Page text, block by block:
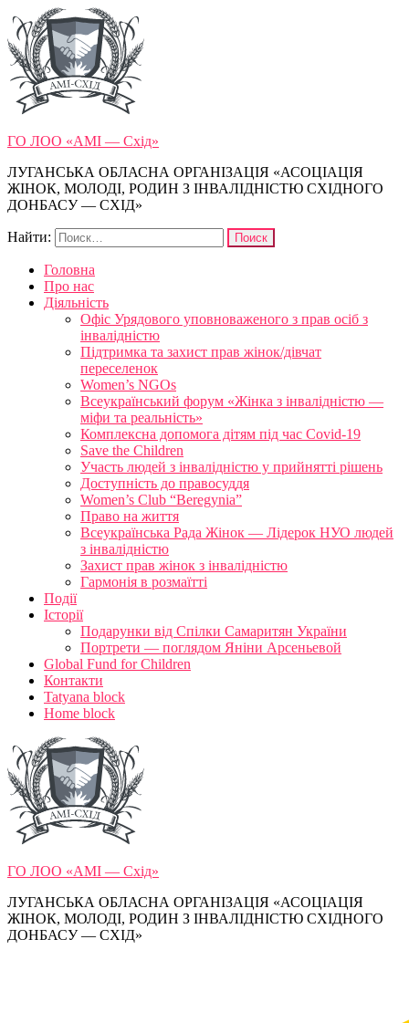
ГО ЛОО «АМІ — Схід»
ЛУГАНСЬКА ОБЛАСНА ОРГАНІЗАЦІЯ «АСОЦІАЦІЯ
ЖІНОК, МОЛОДІ, РОДИН З ІНВАЛІДНІСТЮ СХІДНОГО
ДОНБАСУ — СХІД»
Найти:
Головна
Про нас
Діяльність
Офіс Урядового уповноваженого з прав осіб з
інвалідністю
Підтримка та захист прав жінок/дівчат
переселенок
Women’s NGOs
Всеукраїнський форум «Жінка з інвалідністю —
міфи та реальність»
Комплексна допомога дітям під час Covid-19
Save the Children
Участь людей з інвалідністю у прийнятті рішень
Доступність до правосуддя
Women’s Club “Beregynia”
Право на життя
Всеукраїнська Рада Жінок — Лідерок НУО людей
з інвалідністю
Захист прав жінок з інвалідністю
Гармонія в розмаїтті
Події
Історії
Подарунки від Спілки Самаритян України
Портрети — поглядом Яніни Арсеньевой
Global Fund for Children
Контакти
Tatyana block
Home block
ГО ЛОО «АМІ — Схід»
ЛУГАНСЬКА ОБЛАСНА ОРГАНІЗАЦІЯ «АСОЦІАЦІЯ
ЖІНОК, МОЛОДІ, РОДИН З ІНВАЛІДНІСТЮ СХІДНОГО
ДОНБАСУ — СХІД»